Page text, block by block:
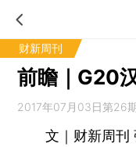
财新周刊
前瞻｜G20
2017年07月03日第26
文｜财新周刊